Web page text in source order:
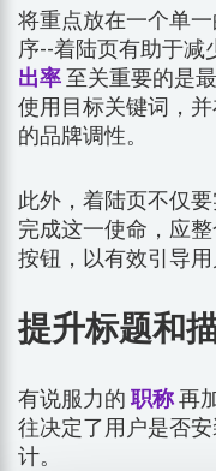
将重点放在一个单一
序--着陆页有助于减
出率至关重要的是
使用目标关键词，
的品牌调性。
此外，着陆页不仅
完成这一使命，应整
按钮，以有效引导用
提升标题和
有说服力的 职称再
往决定了用户是否
计。